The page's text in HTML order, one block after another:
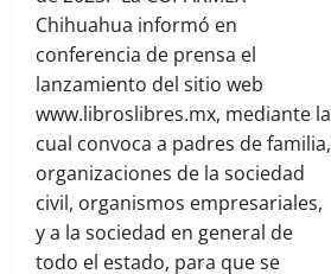
Chihuahua informó en
conferencia de prensa el
lanzamiento del sitio web
www.libroslibres.mx, mediante la
cual convoca a padres de familia,
organizaciones de la sociedad
civil, organismos empresariales,
y a la sociedad en general de
todo el estado, para que se